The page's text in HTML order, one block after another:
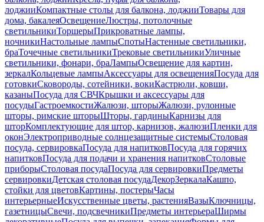
лоджииКомпактные столы для балкона, лоджииТовары для
дома, бакалеяОсвещениеЛюстры, потолочные
светильникиТоршерыПрикроватные лампы,
ночникиНастольные лампыСпотыНастенные светильники,
браТочечные светильникиТрековые светильникиУличные
светильники, фонари, браЛампыОсвещение для картин,
зеркалКольцевые лампыАксессуары для освещенияПосуда для
готовкиСковороды, сотейники, вокиКастрюли, ковши,
казаныПосуда для СВЧКрышки и аксессуары для
посудыГастроемкостиЖалюзи, шторыЖалюзи, рулонные
шторы, римские шторыШторы, гардиныКарнизы для
шторКомплектующие для штор, карнизов, жалюзиПленки для
оконЭлектроприводные солнцезащитные системыСтоловая
посуда, сервировкаПосуда для напитковПосуда для горячих
напитковПосуда для подачи и хранения напитковСтоловые
приборыСтоловая посудаПосуда для сервировкиПредметы
сервировкиДетская столовая посудаДекорЗеркалаКашпо,
стойки для цветовКартины, постерыЧасы
интерьерныеИскусственные цветы, растенияВазыКлючницы,
газетницыСвечи, подсвечникиПредметы интерьераШирмы